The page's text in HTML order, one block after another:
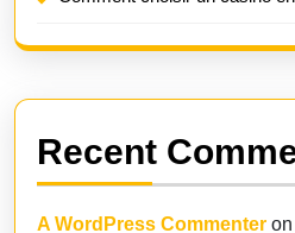
Recent
A WordPress Commenter on